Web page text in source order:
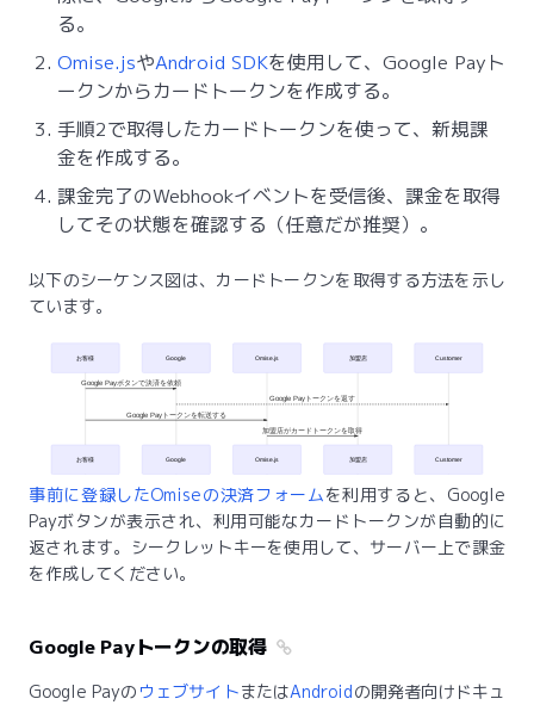
る。
Omise.jsやAndroid SDKを使用して、Google Payト
ークンからカードトークンを作成する。
手順2で取得したカードトークンを使って、新規課
金を作成する。
課金完了のWebhookイベントを受信後、課金を取得
してその状態を確認する（任意だが推奨）。
以下のシーケンス図は、カードトークンを取得する方法を示し
ています。
お客様 Google Omise.js 加盟店 Customer
Google Payボタンで決済を依頼
Google Payトークンを返す
Google Payトークンを転送する
加盟店がカードトークンを取得
お客様 Google Omise.js 加盟店 Customer
事前に登録したOmiseの決済フォームを利用すると、Google
Payボタンが表示され、利用可能なカードトークンが自動的に
返されます。シークレットキーを使用して、サーバー上で課金
を作成してください。
Google Payトークンの取得
Google Payの ウェブサイトまたはAndroidの開発者向けドキュ